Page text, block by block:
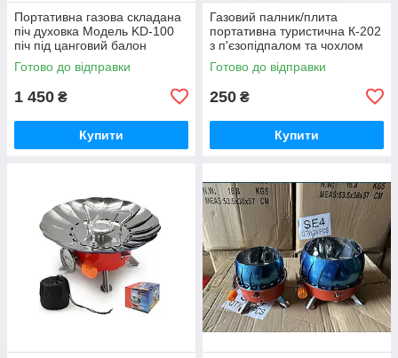
Портативна газова складана
піч духовка Модель KD-100
піч під цанговий балон
складаний пальник
Готово до відправки
1 450 ₴
Купити
Газовий палник/плита
портативна туристична К-202
з п'єзопідпалом та чохлом
Готово до відправки
250 ₴
Купити